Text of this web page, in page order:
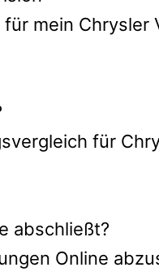
mein Chrysler
für
abschließt?
Online